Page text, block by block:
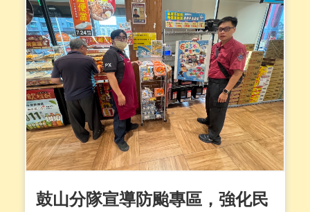
聲不斷。 消防體驗區精心規劃....
詳全文
鼓山分隊宣導防颱專區，強化民